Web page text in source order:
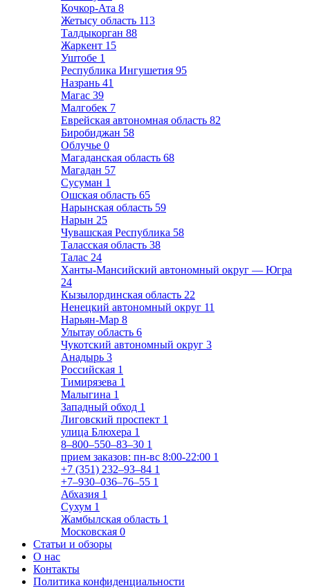
Кочкор-Ата 8
Жетысу область 113
Талдыкорган 88
Жаркент 15
Уштобе 1
Республика Ингушетия 95
Назрань 41
Магас 39
Малгобек 7
Еврейская автономная область 82
Биробиджан 58
Облучье 0
Магаданская область 68
Магадан 57
Сусуман 1
Ошская область 65
Нарынская область 59
Нарын 25
Чувашская Республика 58
Таласская область 38
Талас 24
Ханты-Мансийский автономный округ — Югра
24
Кызылординская область 22
Ненецкий автономный округ 11
Нарьян-Мар 8
Улытау область 6
Чукотский автономный округ 3
Анадырь 3
Российская 1
Тимирязева 1
Малыгина 1
Западный обход 1
Лиговский проспект 1
улица Блюхера 1
8‒800‒550‒83‒30 1
прием заказов: пн-вс 8:00-22:00 1
+7 (351) 232‒93‒84 1
+7‒930‒036‒76‒55 1
Абхазия 1
Сухум 1
Жамбылская область 1
Московская 0
Статьи и обзоры
О нас
Контакты
Политика конфиденциальности